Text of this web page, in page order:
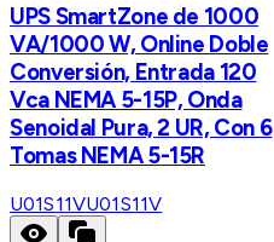
UPS SmartZone de 1000
VA/1000 W, Online Doble
Conversión, Entrada 120
Vca NEMA 5-15P, Onda
Senoidal Pura, 2 UR, Con 6
Tomas NEMA 5-15R
U01S11VU01S11V